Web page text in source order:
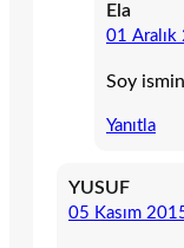
Ela
01 Aralık
Soy
Yanıtla
YUSUF
05 Kasım